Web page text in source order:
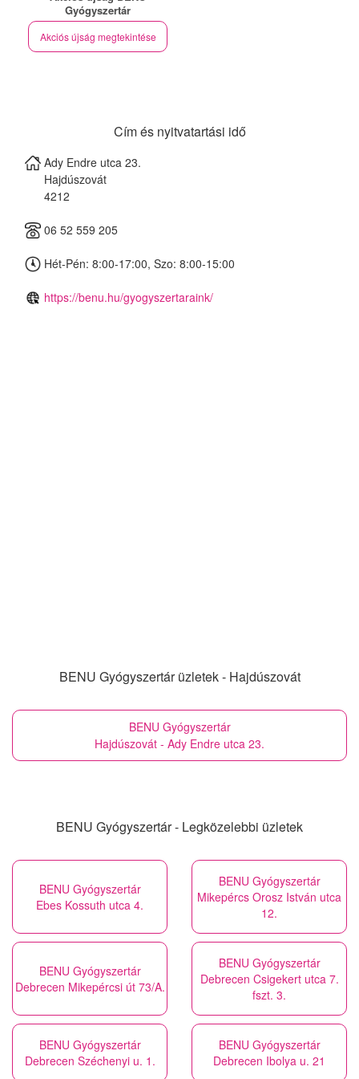
Gyógyszertár
Akciós újság megtekintése
Cím és nyitvatartási idő
Ady Endre utca 23.
Hajdúszovát
4212
06 52 559 205
Hét-Pén: 8:00-17:00, Szo: 8:00-15:00
https://benu.hu/gyogyszertaraink/
BENU Gyógyszertár üzletek - Hajdúszovát
BENU Gyógyszertár
Hajdúszovát - Ady Endre utca 23.
BENU Gyógyszertár - Legközelebbi üzletek
BENU Gyógyszertár
Ebes Kossuth utca 4.
BENU Gyógyszertár
Mikepércs Orosz István utca
12.
BENU Gyógyszertár
Debrecen Mikepércsi út 73/A.
BENU Gyógyszertár
Debrecen Csigekert utca 7.
fszt. 3.
BENU Gyógyszertár
Debrecen Széchenyi u. 1.
BENU Gyógyszertár
Debrecen Ibolya u. 21